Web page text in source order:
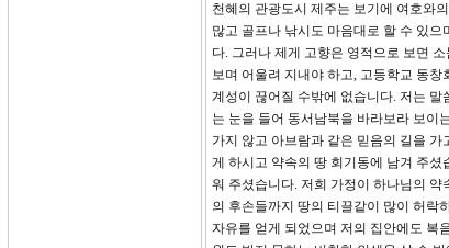
천혜의 관광도시 제주는 보기에 여호와
많고 골프나 낚시도 마음대로 할 수 있
다. 그러나 제게 고향은 영적으로 보면
보며 어울려 지내야 하고, 고등학교 동
계성이 끊어질 수밖에 없습니다. 저는 말
는 눈을 들어 동서남북을 바라보라 보이
가지 않고 아브람과 같은 믿음의 길을
게 하시고 약속의 땅 회기동에 남겨 주셨
워 주셨습니다. 저희 가정이 하나님의
의 후손들까지 땅의 티끌같이 많이 허락
자유를 얻게 되었으며 저의 집안에도 복